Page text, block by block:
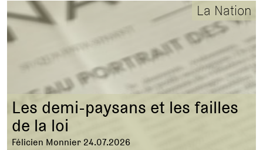
La Nation
Les demi-paysans et les failles
de la loi
Félicien Monnier 24.07.2026